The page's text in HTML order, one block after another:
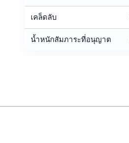
เคล็ดลับ
น้ำหนักสัมภาระที่อนุญาต